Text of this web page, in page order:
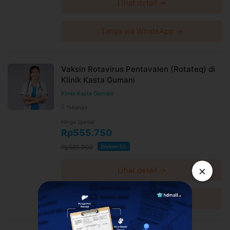
anjing atau hewan lain yang dicurigai terkena rabies
Informasi LokasiRatulangi Medical Center
Ratulangi Medical Center - Ujung Pandang
Link Google Map:
Jam praktek Senin - Jum'at: 07.00 - 22.00 Sabtu: 07.00 -
21.00 Minggu: Tutup
Syarat dan Kebijakan Paket
E-voucher booking klinik berlaku selama 60 hari setelah
pembayaran terkonfirmasi
Lihat detail →
Tanya via WhatsApp →
Vaksin Rotavirus Pentavalen (Rotateq) di
Klinik Kasta Gumani
Klinik Kasta Gumani
Tabanan
Harga Spesial
Rp555.750
Rp585.000 Diskon 5%
Lihat detail →
Tanya via WhatsApp →
×